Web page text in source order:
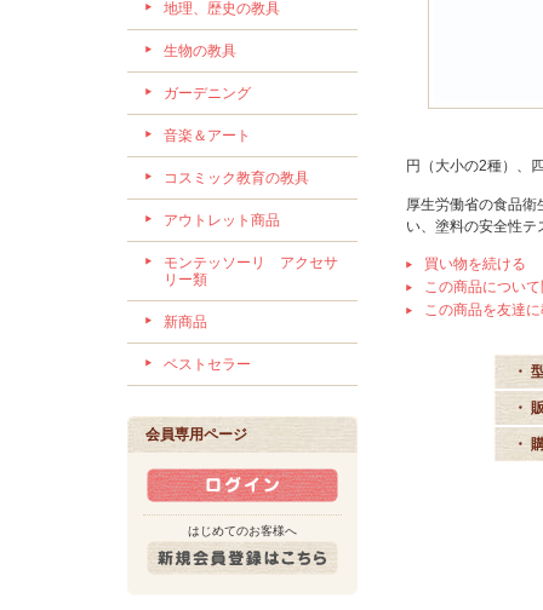
地理、歴史の教具
生物の教具
ガーデニング
音楽＆アート
コスミック教育の教具
アウトレット商品
モンテッソーリ アクセサ
リー類
新商品
ベストセラー
会員専用ページ
はじめてのお客様へ
円（大小の2種）、
厚生労働省の食品
い、塗料の安全性
買い物を続ける
この商品につい
この商品を友達
・
・
・